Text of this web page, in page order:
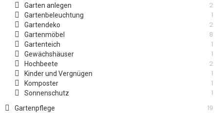
Garten anlegen 2
Gartenbeleuchtung 1
Gartendeko 2
Gartenmöbel 8
Gartenteich 1
Gewächshäuser 1
Hochbeete 2
Kinder und Vergnügen 1
Komposter 1
Sonnenschutz 1
Gartenpflege 19